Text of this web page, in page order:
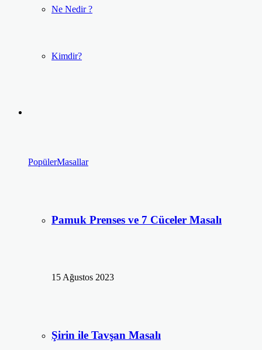
Ne Nedir ?
Kimdir?
PopülerMasallar
Pamuk Prenses ve 7 Cüceler Masalı
15 Ağustos 2023
Şirin ile Tavşan Masalı